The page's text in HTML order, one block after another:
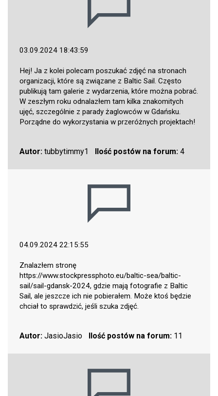
03.09.2024 18:43:59
Hej! Ja z kolei polecam poszukać zdjęć na stronach
organizacji, które są związane z Baltic Sail. Często
publikują tam galerie z wydarzenia, które można pobrać.
W zeszłym roku odnalazłem tam kilka znakomitych
ujęć, szczególnie z parady żaglowców w Gdańsku.
Porządne do wykorzystania w przeróżnych projektach!
Autor: tubbytimmy1 Ilość postów na forum:4
04.09.2024 22:15:55
Znalazłem stronę
https://www.stockpressphoto.eu/baltic-sea/baltic-
sail/sail-gdansk-2024, gdzie mają fotografie z Baltic
Sail, ale jeszcze ich nie pobierałem. Może ktoś będzie
chciał to sprawdzić, jeśli szuka zdjęć.
Autor: JasioJasio Ilość postów na forum:11